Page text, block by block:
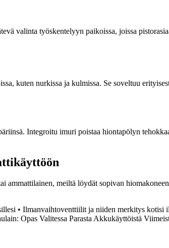
valinta työskentelyyn paikoissa, joissa
kuten nurkissa ja kulmissa. Se soveltuu
Integroitu imuri poistaa hiontapölyn
meiltä löydät sopivan
• Ilmanvaihtoventtiilit ja niiden merkitys kotisi
Opas Valitessa Parasta Akkukäyttöistä